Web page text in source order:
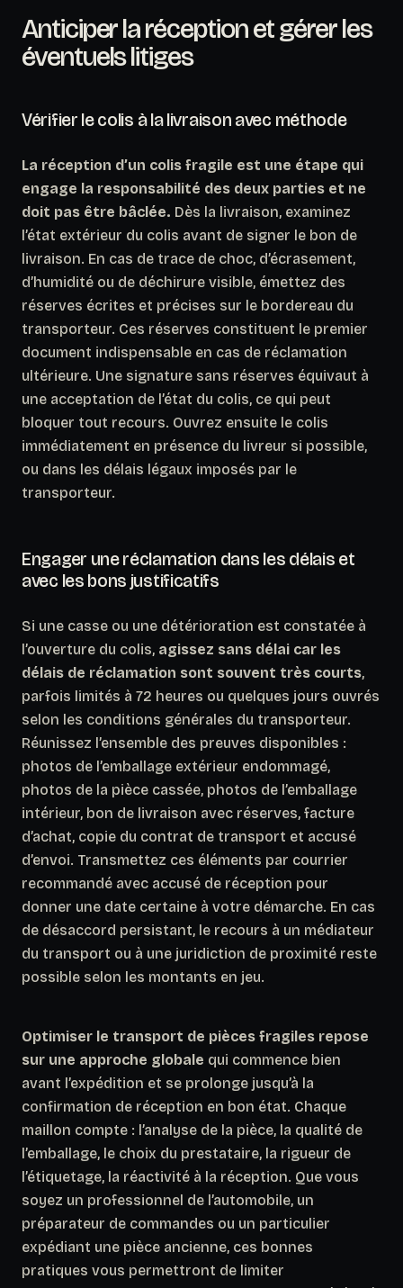
Anticiper la réception et gérer les
éventuels litiges
Vérifier le colis à la livraison avec méthode
La réception d’un colis fragile est une étape qui
engage la responsabilité des deux parties et ne
doit pas être bâclée. Dès la livraison, examinez
l’état extérieur du colis avant de signer le bon de
livraison. En cas de trace de choc, d’écrasement,
d’humidité ou de déchirure visible, émettez des
réserves écrites et précises sur le bordereau du
transporteur. Ces réserves constituent le premier
document indispensable en cas de réclamation
ultérieure. Une signature sans réserves équivaut à
une acceptation de l’état du colis, ce qui peut
bloquer tout recours. Ouvrez ensuite le colis
immédiatement en présence du livreur si possible,
ou dans les délais légaux imposés par le
transporteur.
Engager une réclamation dans les délais et
avec les bons justificatifs
Si une casse ou une détérioration est constatée à
l’ouverture du colis, agissez sans délai car les
délais de réclamation sont souvent très courts,
parfois limités à 72 heures ou quelques jours ouvrés
selon les conditions générales du transporteur.
Réunissez l’ensemble des preuves disponibles :
photos de l’emballage extérieur endommagé,
photos de la pièce cassée, photos de l’emballage
intérieur, bon de livraison avec réserves, facture
d’achat, copie du contrat de transport et accusé
d’envoi. Transmettez ces éléments par courrier
recommandé avec accusé de réception pour
donner une date certaine à votre démarche. En cas
de désaccord persistant, le recours à un médiateur
du transport ou à une juridiction de proximité reste
possible selon les montants en jeu.
Optimiser le transport de pièces fragiles repose
sur une approche globale qui commence bien
avant l’expédition et se prolonge jusqu’à la
confirmation de réception en bon état. Chaque
maillon compte : l’analyse de la pièce, la qualité de
l’emballage, le choix du prestataire, la rigueur de
l’étiquetage, la réactivité à la réception. Que vous
soyez un professionnel de l’automobile, un
préparateur de commandes ou un particulier
expédiant une pièce ancienne, ces bonnes
pratiques vous permettront de limiter